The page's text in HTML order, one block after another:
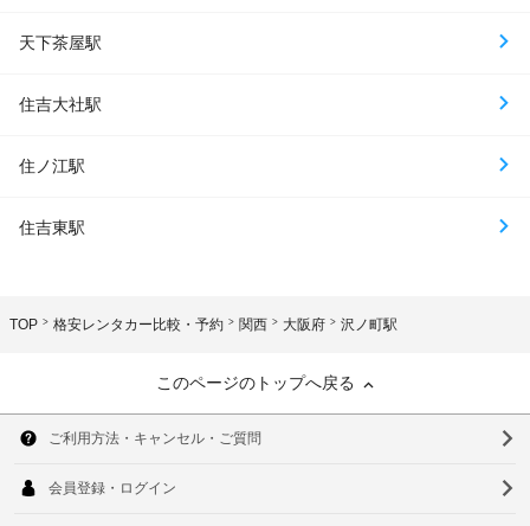
天下茶屋駅
住吉大社駅
住ノ江駅
住吉東駅
TOP 格安レンタカー比較・予約 関西 大阪府 沢ノ町駅
このページのトップへ戻る